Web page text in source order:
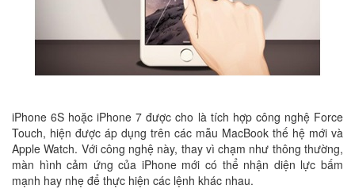
iPhone 6S hoặc iPhone 7 được cho là tích hợp công nghệ Force
Touch, hiện được áp dụng trên các mẫu MacBook thế hệ mới và
Apple Watch. Với công nghệ này, thay vì chạm như thông thường,
màn hình cảm ứng của iPhone mới có thể nhận diện lực bấm
mạnh hay nhẹ để thực hiện các lệnh khác nhau.